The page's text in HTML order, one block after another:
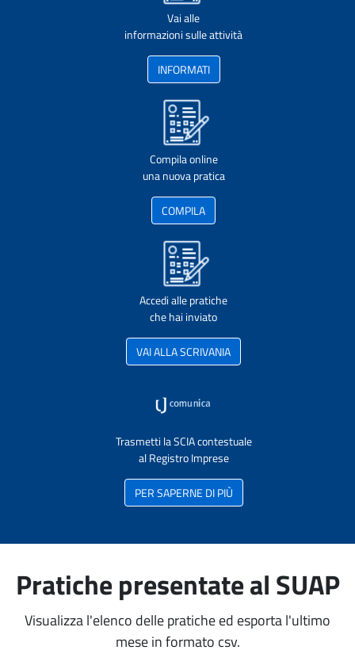
Vai alle
informazioni sulle attività
INFORMATI
Compila online
una nuova pratica
COMPILA
Accedi alle pratiche
che hai inviato
VAI ALLA SCRIVANIA
Trasmetti la SCIA contestuale
al Registro Imprese
PER SAPERNE DI PIÙ
Pratiche presentate al SUAP
Visualizza l'elenco delle pratiche ed esporta l'ultimo
mese in formato csv.